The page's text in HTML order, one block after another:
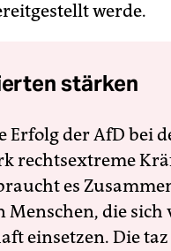
werde.
stärken
Erfolg der AfD bei
rechtsextreme
es
Menschen, die
einsetzen. Die